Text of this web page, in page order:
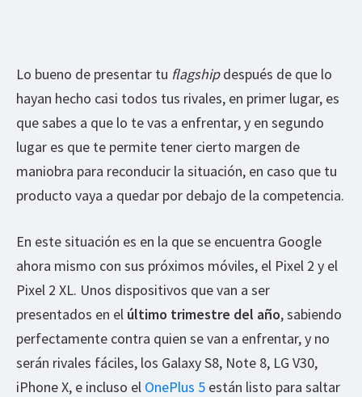
Lo bueno de presentar tu flagshipdespués de que lo
hayan hecho casi todos tus rivales, en primer lugar, es
que sabes a que lo te vas a enfrentar, y en segundo
lugar es que te permite tener cierto margen de
maniobra para reconducir la situación, en caso que tu
producto vaya a quedar por debajo de la competencia.
En este situación es en la que se encuentra Google
ahora mismo con sus próximos móviles, el Pixel 2 y el
Pixel 2 XL. Unos dispositivos que van a ser
presentados en el último trimestre del año, sabiendo
perfectamente contra quien se van a enfrentar, y no
serán rivales fáciles, los Galaxy S8, Note 8, LG V30,
iPhone X, e incluso el OnePlus 5 están listo para saltar